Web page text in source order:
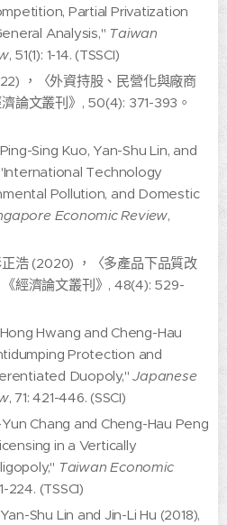
Partial Privatization
Analysis," Taiwan
, 51(1): 1-14. (TSSCI)
，〈外資持股、民營化與廠商
論文叢刊》, 50(4): 371-393。
Sing Kuo, Yan-Shu Lin, and
Technology
Pollution, and Domestic
Economic Review,
浩 (2020) ，〈多產品下品質改
經濟論文叢刊》, 48(4): 529-
Hwang and Cheng-Hau
Protection and
Duopoly,"Japanese
, 71: 421-446. (SSCI)
Chang and Cheng-Hau Peng
in a Vertically
Taiwan Economic
224. (TSSCI)
Shu Lin and Jin-Li Hu (2018),